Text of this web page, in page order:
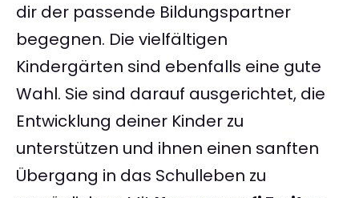
dir der passende Bildungspartner
begegnen. Die vielfältigen
Kindergärten sind ebenfalls eine gute
Wahl. Sie sind darauf ausgerichtet, die
Entwicklung deiner Kinder zu
unterstützen und ihnen einen sanften
Übergang in das Schulleben zu